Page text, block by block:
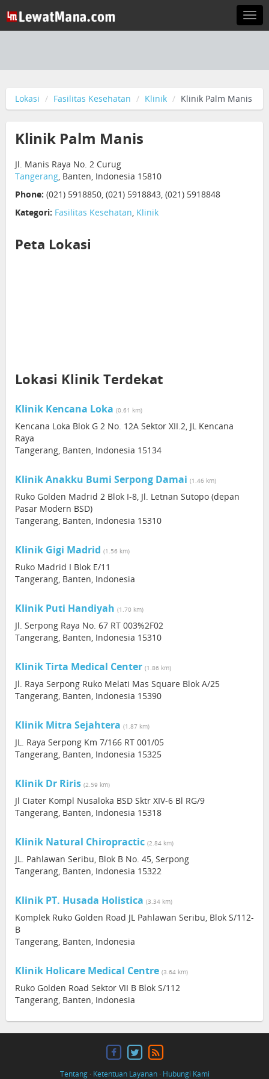
Lokasi Fasilitas Kesehatan Klinik Klinik Palm Manis
Klinik Palm Manis
Jl. Manis Raya No. 2 Curug
Tangerang, Banten, Indonesia 15810
Phone: (021) 5918850, (021) 5918843, (021) 5918848
Kategori: Fasilitas Kesehatan, Klinik
Peta Lokasi
Lokasi Klinik Terdekat
Klinik Kencana Loka (0.61 km)
Kencana Loka Blok G 2 No. 12A Sektor XII.2, JL Kencana
Raya
Tangerang, Banten, Indonesia 15134
Klinik Anakku Bumi Serpong Damai (1.46 km)
Ruko Golden Madrid 2 Blok I-8, Jl. Letnan Sutopo (depan
Pasar Modern BSD)
Tangerang, Banten, Indonesia 15310
Klinik Gigi Madrid (1.56 km)
Ruko Madrid I Blok E/11‎
Tangerang, Banten, Indonesia
Klinik Puti Handiyah (1.70 km)
Jl. Serpong Raya No. 67 RT 003%2F02
Tangerang, Banten, Indonesia 15310
Klinik Tirta Medical Center (1.86 km)
Jl. Raya Serpong Ruko Melati Mas Square Blok A/25
Tangerang, Banten, Indonesia 15390
Klinik Mitra Sejahtera (1.87 km)
JL. Raya Serpong Km 7/166 RT 001/05
Tangerang, Banten, Indonesia 15325
Klinik Dr Riris (2.59 km)
Jl Ciater Kompl Nusaloka BSD Sktr XIV-6 Bl RG/9
Tangerang, Banten, Indonesia 15318
Klinik Natural Chiropractic (2.84 km)
JL. Pahlawan Seribu, Blok B No. 45, Serpong
Tangerang, Banten, Indonesia 15322
Klinik PT. Husada Holistica (3.34 km)
Komplek Ruko Golden Road JL Pahlawan Seribu, Blok S/112-
B
Tangerang, Banten, Indonesia
Klinik Holicare Medical Centre (3.64 km)
Ruko Golden Road Sektor VII B Blok S/112
Tangerang, Banten, Indonesia
Tentang· Ketentuan Layanan· Hubungi Kami